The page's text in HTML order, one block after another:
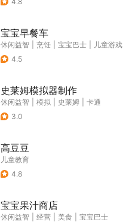
宝宝早餐车
休闲益智 烹饪 宝宝巴士
儿童游戏
4.5
史莱姆模拟器制作
休闲益智 模拟 史莱姆
卡通
3.0
高豆豆
儿童教育
4.8
宝宝果汁商店
休闲益智 经营 美食
宝宝巴士